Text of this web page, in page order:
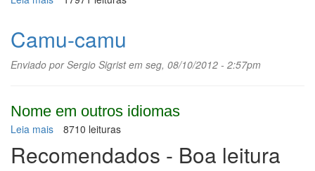
pará
Camu-camu
Enviado porSergio Sigristem seg, 08/10/2012 - 2:57pm
Nome em outros idiomas
Leia mais sobre
camu
8710 leituras
Recomendados - Boa leitura